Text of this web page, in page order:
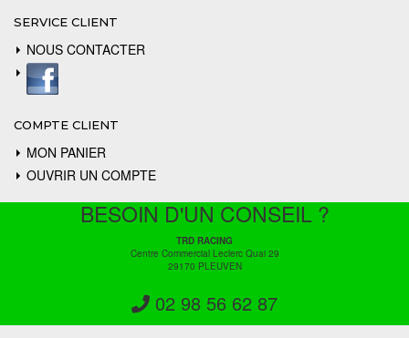
SERVICE CLIENT
NOUS CONTACTER
COMPTE CLIENT
MON PANIER
OUVRIR UN COMPTE
BESOIN D'UN CONSEIL ?
TRD RACING
Centre Commercial Leclerc Quai 29
29170 PLEUVEN
02 98 56 62 87